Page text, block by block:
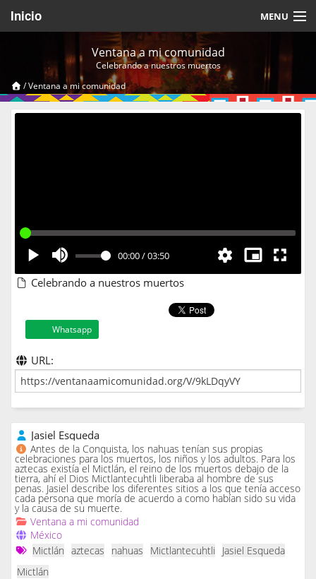
Inicio MENU
Videos Temáticos
Cerrar Sesión
Ventana a mi comunidad
Celebrando a nuestros muertos
/Ventana a mi comunidad
00:00/03:50
Celebrando a nuestros muertos
Whatsapp
URL:
Jasiel Esqueda
Antes de la Conquista, los nahuas tenían sus propias
celebraciones para los muertos, los niños y los adultos. Para los
aztecas existía el Mictlán, el reino de los muertos debajo de la
tierra, ahí el Dios Mictlantecuhtli liberaba al hombre de sus
penas. Jasiel describe los diferentes sitios a los que tenía acceso
cada persona que moría de acuerdo a como habían sido su vida
y la causa de su muerte.
Ventana a mi comunidad
México
Mictlán aztecas nahuas Mictlantecuhtli
Jasiel Esqueda
Mictlán